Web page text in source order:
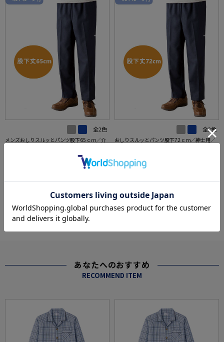
全2色
メンズおしりスルッとパンツ股下65ｃｍ／介
の日／ギフト／プレゼント【CF】
全2色
おしりスルッとパンツ股下72ｃｍ／紳士用／
プレゼント【CF】
価格：6,138円
more
あなたへのおすすめ
RECOMMEND ITEM